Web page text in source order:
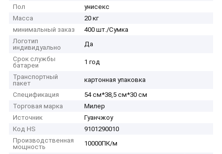
Пол
унисекс
Масса
20 кг
минимальный заказ
400 шт./Сумка
Логотип
индивидуально
Да
Срок службы
батареи
1 год
Транспортный
пакет
картонная упаковка
Спецификация
54 см*38,5 см*30 см
Торговая марка
Милер
Источник
Гуанчжоу
Код HS
9101290010
Производственная
мощность
10000ПК/м